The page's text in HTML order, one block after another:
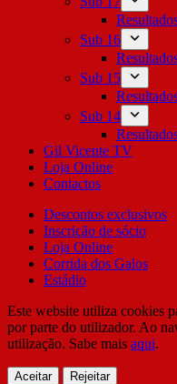
Sub 16
Sub 15
Sub 14
Gil Vicente TV
Loja Online
Contactos
Descontos exclusivos
Inscrição de sócio
Loja Online
Corrida dos Galos
Estádio
Este website utiliza cookies
por parte do utilizador. Ao
utilização. Sabe mais aqui.
Aceitar Rejeitar